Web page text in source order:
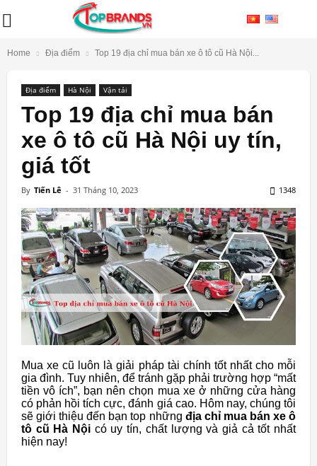
Home Địa điểm Top 19 địa chỉ mua bán xe ô tô cũ Hà Nội...
Địa điểm Hà Nội Vận tải
Top 19 địa chỉ mua bán
xe ô tô cũ Hà Nội uy tín,
giá tốt
By Tiến Lê - 31 Tháng 10, 2023 1348
Mua xe cũ luôn là giải pháp tài chính tốt nhất cho mỗi
gia đình. Tuy nhiên, để tránh gặp phải trường hợp “mất
tiền vô ích”, bạn nên chọn mua xe ở những cửa hàng
có phản hồi tích cực, đánh giá cao. Hôm nay, chúng tôi
sẽ giới thiệu đến bạn top những địa chỉ mua bán xe ô
tô cũ Hà Nội có uy tín, chất lượng và giả cả tốt nhất
hiện nay!